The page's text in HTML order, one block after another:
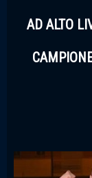
AD ALTO